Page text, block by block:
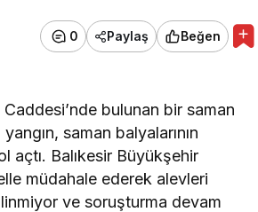
0 Paylaş Beğen
Caddesi’nde bulunan bir saman
saman balyalarının
açtı. Balıkesir Büyükşehir
müdahale ederek alevleri
ve soruşturma devam